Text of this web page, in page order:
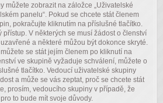
můžete zobrazit na záložce „Uživatelské
panelu“. Pokud se chcete stát členem
pokračujte kliknutím na příslušné tlačítko.
přístup. V některých se musí žádost o členství
a některé můžou být dokonce skryté.
se stát jejím členem po kliknutí na
ve skupině vyžaduje schválení, můžete o
tlačítko. Vedoucí uživatelské skupiny
a může se vás zeptat, proč se chcete stát
prosím, vedoucího skupiny v případě, že
to bude mít svoje důvody.